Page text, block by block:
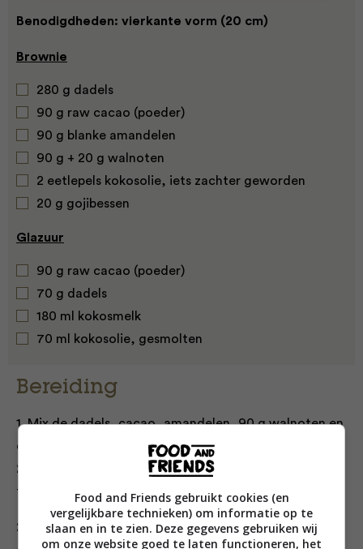
Benodigdheden: vierkante vorm (20 cm)
Brownie
280 g dadels
90 g raw cacao (poeder)
90 g blanke amandelen
90 g + 20 g walnoten
2 eetlepels kokosolie, iets zachter geworden
20 g gojibessen
Glazuur
90 g raw cacao (poeder)
70 g dadels
180 ml kokosmelk
70 ml kokosolie, gesmolten
Bereiding
1. Mix de dadels, cacao, amandelen, 90 g walnoten en
de olie tot een gelijkmatig deeg. Stamp de resterende
20 g walnoten fijn, voeg ze samen met de gojibessen
toe aan het deeg en meng ze erdoor met een spatel.
2. Bekleed de vorm met bakpapier. Druk het brownie
Food and Friends gebruikt cookies (en
vergelijkbare technieken) om informatie op te
slaan en in te zien. Deze gegevens gebruiken wij
om onze website goed te laten functioneren, het